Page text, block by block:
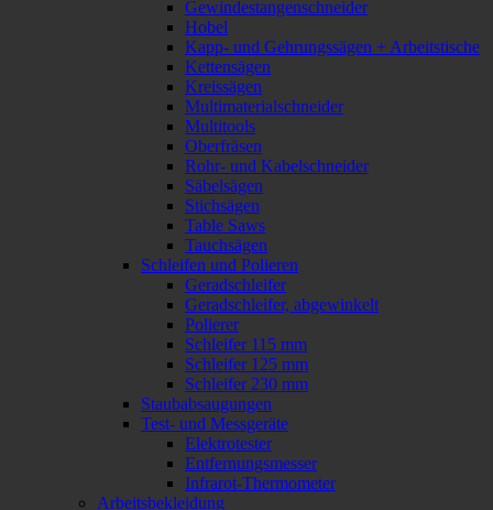
Gewindestangenschneider
Hobel
Kapp- und Gehrungssägen + Arbeitstische
Kettensägen
Kreissägen
Multimaterialschneider
Multitools
Oberfräsen
Rohr- und Kabelschneider
Säbelsägen
Stichsägen
Table Saws
Tauchsägen
Schleifen und Polieren
Geradschleifer
Geradschleifer, abgewinkelt
Polierer
Schleifer 115 mm
Schleifer 125 mm
Schleifer 230 mm
Staubabsaugungen
Test- und Messgeräte
Elektrotester
Entfernungsmesser
Infrarot-Thermometer
Arbeitsbekleidung